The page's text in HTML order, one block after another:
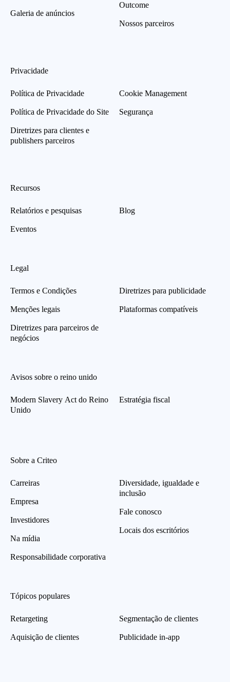
Galeria de anúncios
Outcome
Nossos parceiros
Privacidade
Política de Privacidade
Política de Privacidade do Site
Diretrizes para clientes e
publishers parceiros
Cookie Management
Segurança
Recursos
Relatórios e pesquisas
Eventos
Blog
Legal
Termos e Condições
Menções legais
Diretrizes para parceiros de
negócios
Diretrizes para publicidade
Plataformas compatíveis
Avisos sobre o reino unido
Modern Slavery Act do Reino
Unido
Estratégia fiscal
Sobre a Criteo
Carreiras
Empresa
Investidores
Na mídia
Responsabilidade corporativa
Diversidade, igualdade e
inclusão
Fale conosco
Locais dos escritórios
Tópicos populares
Retargeting
Aquisição de clientes
Segmentação de clientes
Publicidade in-app